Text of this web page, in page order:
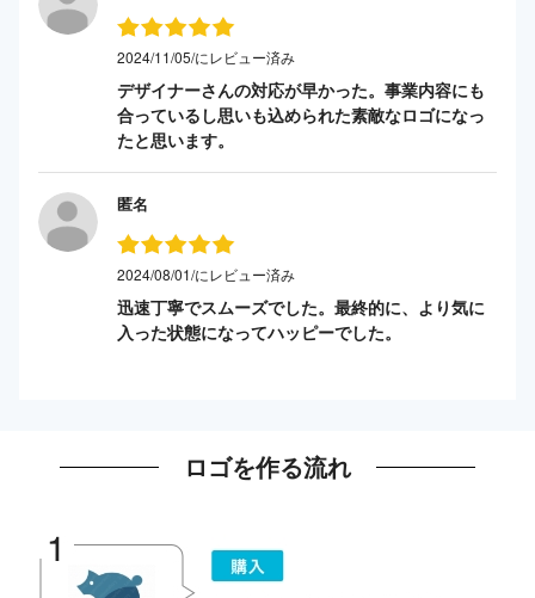
2024/11/05/にレビュー済み
デザイナーさんの対応が早かった。事業内容にも
合っているし思いも込められた素敵なロゴになっ
たと思います。
匿名
2024/08/01/にレビュー済み
迅速丁寧でスムーズでした。最終的に、より気に
入った状態になってハッピーでした。
ロゴを作る流れ